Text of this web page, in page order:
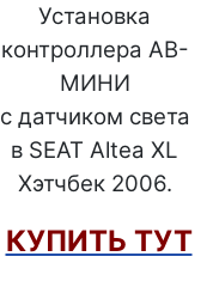
Установка
контроллера АВ-
МИНИ
с датчиком света
в SEAT Altea XL
Хэтчбек 2006.
КУПИТЬ ТУТ